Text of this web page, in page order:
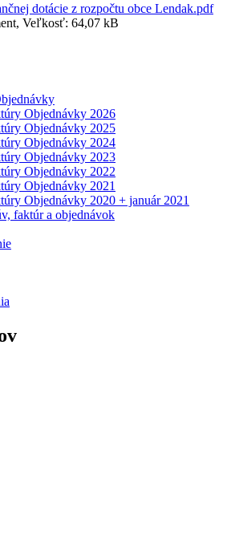
dotácie z rozpočtu obce Lendak.pdf
Veľkosť: 64,07 kB
Objednávky 2026
Objednávky 2025
Objednávky 2024
Objednávky 2023
Objednávky 2022
Objednávky 2021
Objednávky 2020 + január 2021
faktúr a objednávok